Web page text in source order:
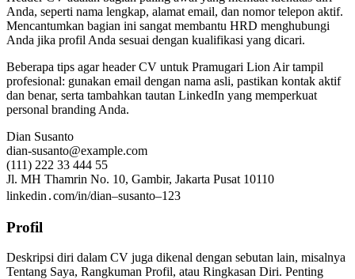
Anda, seperti nama lengkap, alamat email, dan nomor telepon aktif.
Mencantumkan bagian ini sangat membantu HRD menghubungi
Anda jika profil Anda sesuai dengan kualifikasi yang dicari.
Beberapa tips agar header CV untuk Pramugari Lion Air tampil
profesional: gunakan email dengan nama asli, pastikan kontak aktif
dan benar, serta tambahkan tautan LinkedIn yang memperkuat
personal branding Anda.
Dian Susanto
dian-susanto@example.com
(111) 222 33 444 55
Jl. MH Thamrin No. 10, Gambir, Jakarta Pusat 10110
linkedin․com/in/dian–susanto–123
Profil
Deskripsi diri dalam CV juga dikenal dengan sebutan lain, misalnya
Tentang Saya, Rangkuman Profil, atau Ringkasan Diri. Penting